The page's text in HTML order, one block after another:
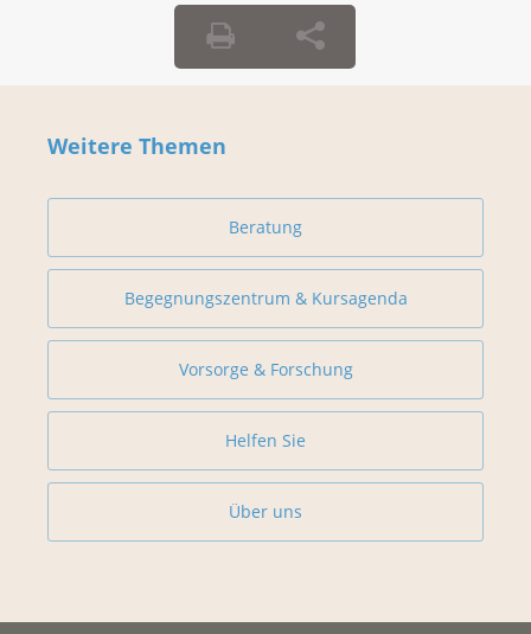
Weitere Themen
Beratung
Begegnungszentrum & Kursagenda
Vorsorge & Forschung
Helfen Sie
Über uns